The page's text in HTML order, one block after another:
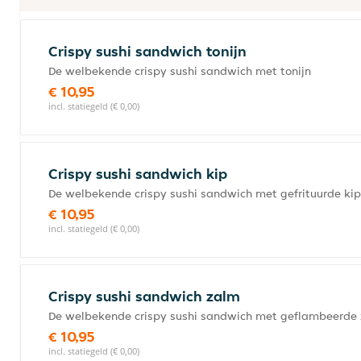
Crispy sushi sandwich tonijn
De welbekende crispy sushi sandwich met tonijn
€ 10,95
incl. statiegeld (€ 0,00)
Crispy sushi sandwich kip
De welbekende crispy sushi sandwich met gefrituurde kip
€ 10,95
incl. statiegeld (€ 0,00)
Crispy sushi sandwich zalm
De welbekende crispy sushi sandwich met geflambeerde
€ 10,95
incl. statiegeld (€ 0,00)